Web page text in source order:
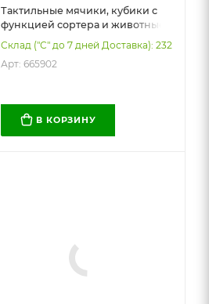
Тактильные мячики, кубики с
функцией сортера и животные,
ЭКО, МЕГА НАБОР 20 штук,
BAMBOX BABY (БАМБОКС
БЭБИ), 665902
Склад ("С" до 7 дней Доставка): 232
Арт: 665902
В КОРЗИНУ